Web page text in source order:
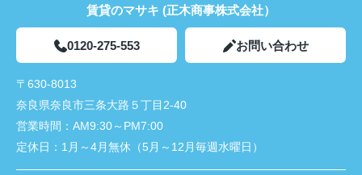
賃貸のマサキ (正木商事株式会社）
0120-275-553 お問い合わせ
〒630-8013
奈良県奈良市三条大路５丁目2-40
営業時間： AM9:30～PM7:00
定休日： 1月～4月無休（5月～12月毎週水曜日）